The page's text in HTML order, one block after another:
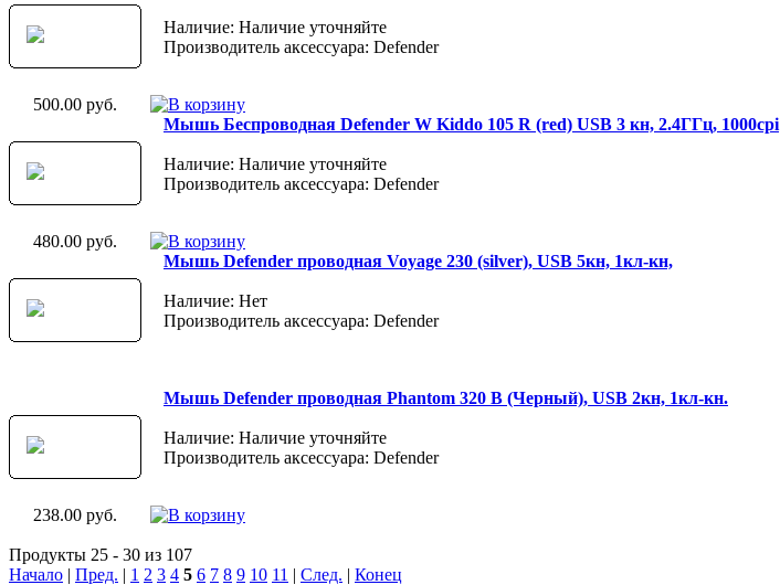
Наличие: Наличие уточняйте
Производитель аксессуара: Defender
500.00 руб.
Мышь Беспроводная Defender W Kiddo 105 R (red) USB 3 кн, 2.4ГГц, 1000cpi
Наличие: Наличие уточняйте
Производитель аксессуара: Defender
480.00 руб.
Мышь Defender проводная Voyage 230 (silver), USB 5кн, 1кл-кн,
Наличие: Нет
Производитель аксессуара: Defender
Мышь Defender проводная Phantom 320 B (Черный), USB 2кн, 1кл-кн.
Наличие: Наличие уточняйте
Производитель аксессуара: Defender
238.00 руб.
Продукты 25 - 30 из 107
Начало | Пред. | 1 2 3 4 5 6 7 8 9 10 11 | След. | Конец